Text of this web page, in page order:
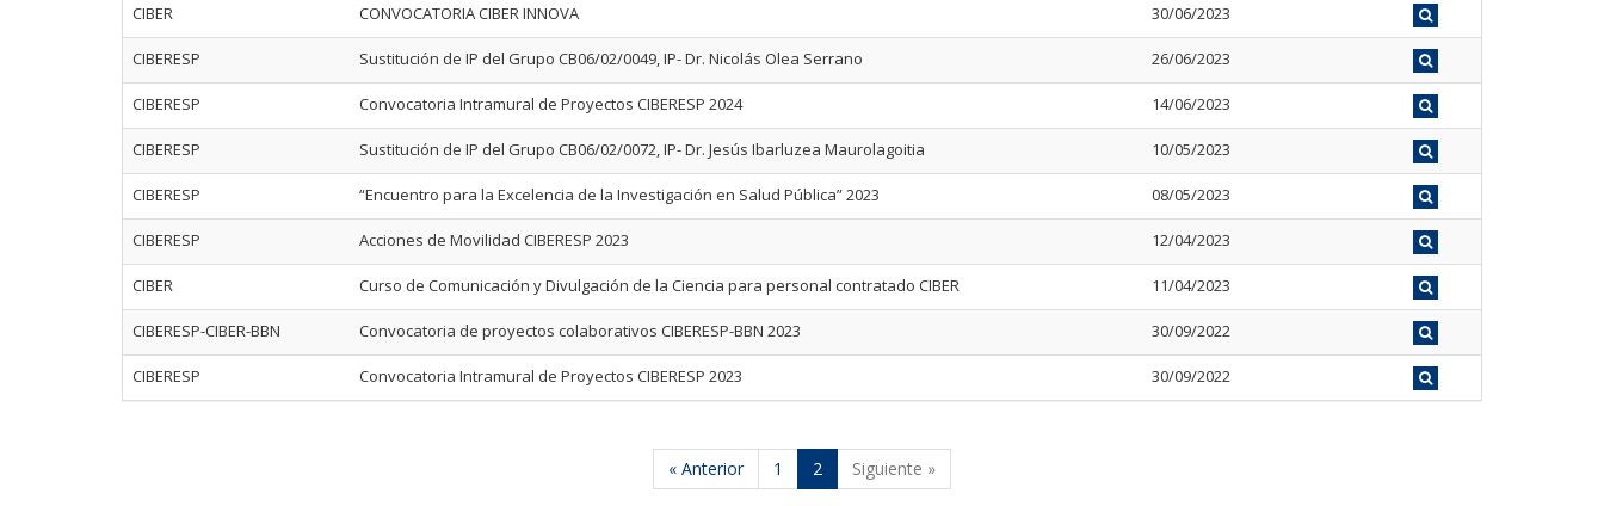
CIBER CONVOCATORIA CIBER INNOVA 30/06/2023
CIBERESP Sustitución de IP del Grupo CB06/02/0049, IP- Dr. Nicolás Olea Serrano 26/06/2023
CIBERESP Convocatoria Intramural de Proyectos CIBERESP 2024 14/06/2023
CIBERESP Sustitución de IP del Grupo CB06/02/0072, IP- Dr. Jesús Ibarluzea Maurolagoitia 10/05/2023
CIBERESP “Encuentro para la Excelencia de la Investigación en Salud Pública” 2023 08/05/2023
CIBERESP Acciones de Movilidad CIBERESP 2023 12/04/2023
CIBER Curso de Comunicación y Divulgación de la Ciencia para personal contratado CIBER 11/04/2023
CIBERESP-CIBER-BBN Convocatoria de proyectos colaborativos CIBERESP-BBN 2023 30/09/2022
CIBERESP Convocatoria Intramural de Proyectos CIBERESP 2023 30/09/2022
« Anterior 1 2 Siguiente »